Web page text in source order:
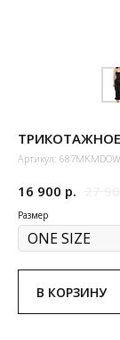
Артикул:
16 900 р.
Размер
В КОРЗИНУ